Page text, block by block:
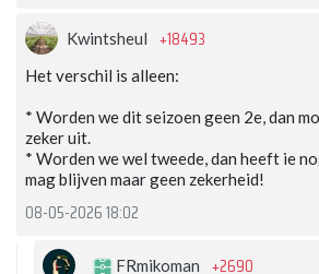
Kwintsheul +18493
Het verschil is alleen:
* Worden we dit seizoen geen 2e, dan
zeker uit.
* Worden we wel tweede, dan heeft ie
mag blijven maar geen zekerheid!
08-05-2026 18:02
FRmikoman +2690